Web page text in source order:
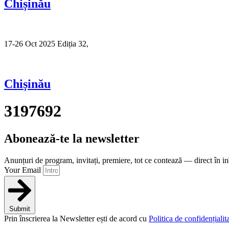
Chișinău
17-26 Oct 2025 Ediția 32,
Chișinău
3197692
Abonează-te la newsletter
Anunțuri de program, invitați, premiere, tot ce contează — direct în
Your Email
Submit
Prin înscrierea la Newsletter ești de acord cu Politica de